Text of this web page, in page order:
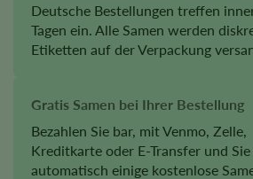
Deutsche Bestellungen treffen
Tagen ein. Alle Samen werden
Etiketten auf der Verpackung
Gratis Samen bei Ihrer Bestellung
Bezahlen Sie bar, mit Venmo, Zelle,
Kreditkarte oder E-Transfer und
automatisch einige kostenlose